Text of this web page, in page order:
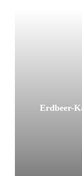
Erdbeer-